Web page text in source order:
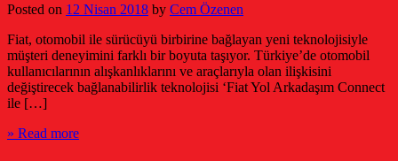
Posted on 12 Nisan 2018 by Cem Özenen
Fiat, otomobil ile sürücüyü birbirine bağlayan yeni teknolojisiyle
müşteri deneyimini farklı bir boyuta taşıyor. Türkiye’de otomobil
kullanıcılarının alışkanlıklarını ve araçlarıyla olan ilişkisini
değiştirecek bağlanabilirlik teknolojisi ‘Fiat Yol Arkadaşım Connect
ile […]
» Read more